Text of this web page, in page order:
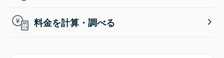
料金を計算・調べる